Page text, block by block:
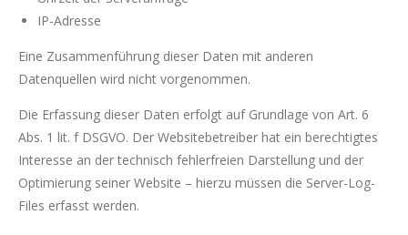
IP-Adresse
Eine Zusammenführung dieser Daten mit anderen
Datenquellen wird nicht vorgenommen.
Die Erfassung dieser Daten erfolgt auf Grundlage von Art. 6
Abs. 1 lit. f DSGVO. Der Websitebetreiber hat ein berechtigtes
Interesse an der technisch fehlerfreien Darstellung und der
Optimierung seiner Website – hierzu müssen die Server-Log-
Files erfasst werden.